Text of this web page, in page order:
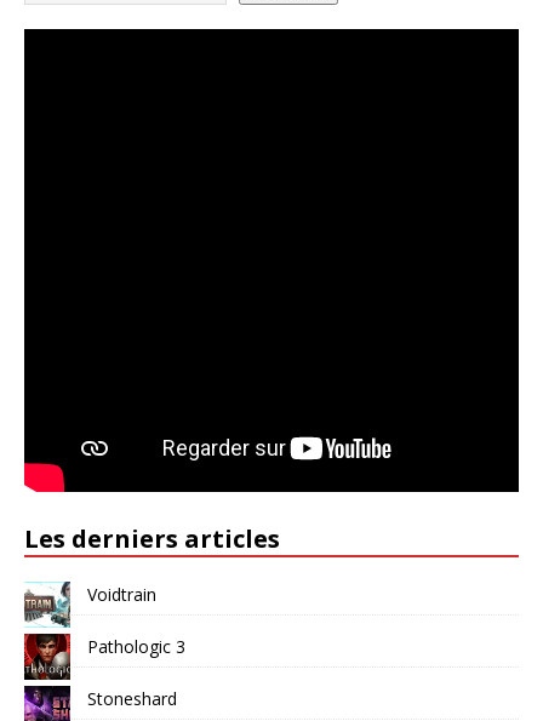
Les derniers articles
Voidtrain
Pathologic 3
Stoneshard